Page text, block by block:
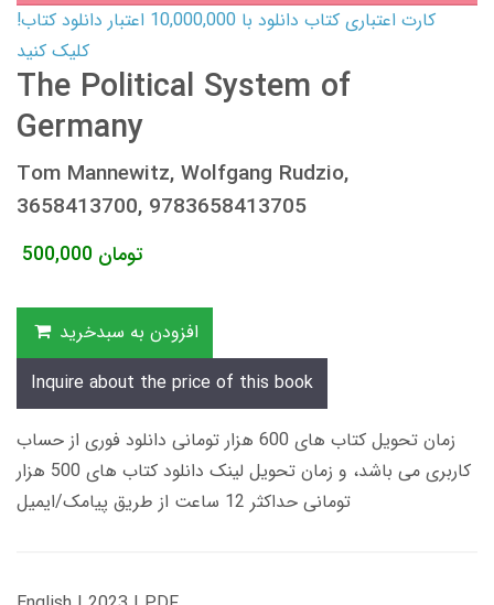
کارت اعتباری کتاب دانلود با 10,000,000 اعتبار دانلود کتاب!
کلیک کنید
The Political System of
Germany
Tom Mannewitz, Wolfgang Rudzio,
3658413700, 9783658413705
500,000 تومان
افزودن به سبدخرید
Inquire about the price of this book
زمان تحویل کتاب های 600 هزار تومانی دانلود فوری از حساب
کاربری می باشد، و زمان تحویل لینک دانلود کتاب های 500 هزار
تومانی حداکثر 12 ساعت از طریق پیامک/ایمیل